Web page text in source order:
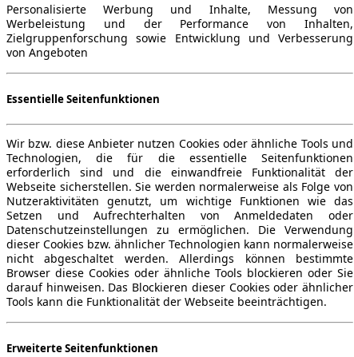
Personalisierte Werbung und Inhalte, Messung von
Werbeleistung und der Performance von Inhalten,
Zielgruppenforschung sowie Entwicklung und Verbesserung
von Angeboten
Essentielle Seitenfunktionen
Wir bzw. diese Anbieter nutzen Cookies oder ähnliche Tools und
Technologien, die für die essentielle Seitenfunktionen
erforderlich sind und die einwandfreie Funktionalität der
Webseite sicherstellen. Sie werden normalerweise als Folge von
Nutzeraktivitäten genutzt, um wichtige Funktionen wie das
Setzen und Aufrechterhalten von Anmeldedaten oder
Datenschutzeinstellungen zu ermöglichen. Die Verwendung
dieser Cookies bzw. ähnlicher Technologien kann normalerweise
nicht abgeschaltet werden. Allerdings können bestimmte
Browser diese Cookies oder ähnliche Tools blockieren oder Sie
darauf hinweisen. Das Blockieren dieser Cookies oder ähnlicher
Tools kann die Funktionalität der Webseite beeinträchtigen.
Erweiterte Seitenfunktionen